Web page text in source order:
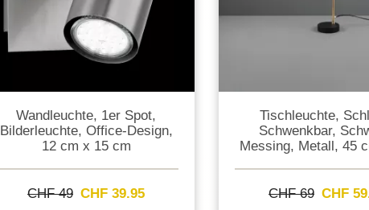
Wandleuchte, 1er Spot,
Bilderleuchte, Office-Design,
12 cm x 15 cm
CHF 49 CHF 39.95
Tischleuchte,
Schwenkbar,
Messing, Metall, 45
CHF 69 CHF